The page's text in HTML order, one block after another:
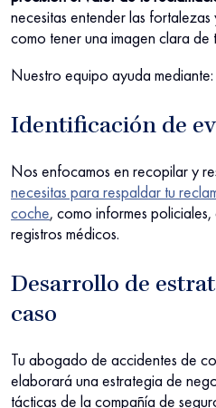
necesitas entender las
como tener una imagen clara de
Nuestro equipo ayuda mediante:
Identificación de
Nos enfocamos en recopilar y
necesitas para respaldar tu
coche, como informes
registros médicos.
Desarrollo de
caso
Tu abogado de accidentes de
elaborará una estrategia de
tácticas de la compañía de